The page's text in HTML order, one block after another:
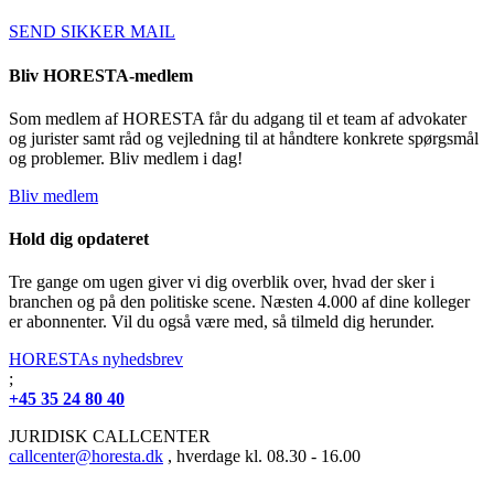
SEND SIKKER MAIL
Bliv HORESTA-medlem
Som medlem af HORESTA får du adgang til et team af advokater
og jurister samt råd og vejledning til at håndtere konkrete spørgsmål
og problemer. Bliv medlem i dag!
Bliv medlem
Hold dig opdateret
Tre gange om ugen giver vi dig overblik over, hvad der sker i
branchen og på den politiske scene. Næsten 4.000 af dine kolleger
er abonnenter. Vil du også være med, så tilmeld dig herunder.
HORESTAs nyhedsbrev
;
+45 35 24 80 40
JURIDISK CALLCENTER
callcenter@horesta.dk , hverdage kl. 08.30 - 16.00